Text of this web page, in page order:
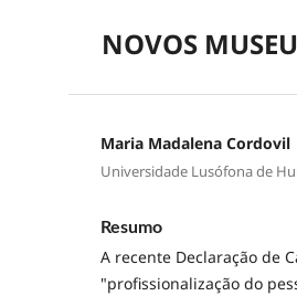
NOVOS
Maria Madalena Cordovil
Universidade Lusófona de
Resumo
A recente Declaração de
"profissionalização do